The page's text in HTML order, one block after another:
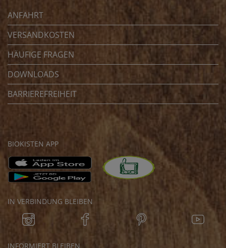
ANFAHRT
VERSANDKOSTEN
HÄUFIGE FRAGEN
DOWNLOADS
BARRIEREFREIHEIT
BIOKISTEN APP
IN VERBINDUNG BLEIBEN
INFORMIERT BLEIBEN